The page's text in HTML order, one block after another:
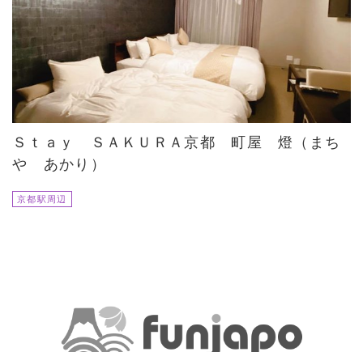
Ｓｔａｙ ＳＡＫＵＲＡ京都 町屋 燈（まち
や あかり）
京都駅周辺